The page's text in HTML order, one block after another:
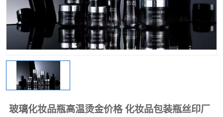
玻璃化妆品瓶高温烫金价格 化妆品包装瓶丝印厂